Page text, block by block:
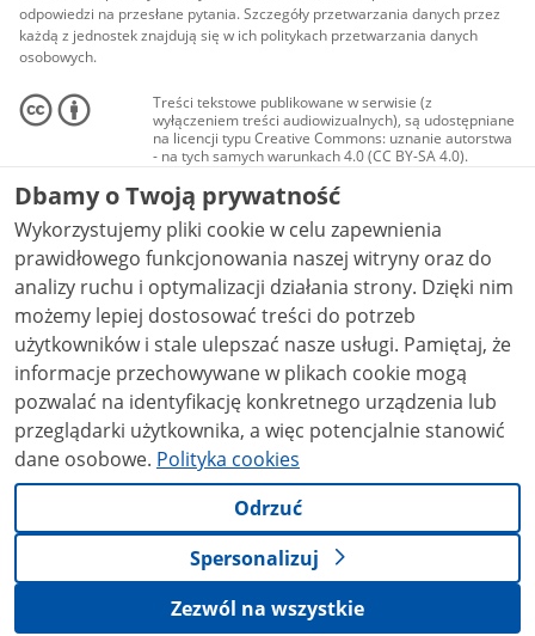
odpowiedzi na przesłane pytania. Szczegóły przetwarzania danych przez
każdą z jednostek znajdują się w ich politykach przetwarzania danych
osobowych.
Treści tekstowe publikowane w serwisie (z
wyłączeniem treści audiowizualnych), są udostępniane
na licencji typu Creative Commons: uznanie autorstwa
- na tych samych warunkach 4.0 (CC BY-SA 4.0).
Materiały audiowizualne, w tym zdjęcia, materiały
audio i wideo, są udostępniane na licencji typu
Creative Commons: uznanie autorstwa użycie
niekomercyjne - bez utworów zależnych 4.0 (CC BY-
NC-ND 4.0), o ile nie jest to stwierdzone inaczej.
Dbamy o Twoją prywatność
Wykorzystujemy pliki cookie w celu zapewnienia
prawidłowego funkcjonowania naszej witryny oraz do
analizy ruchu i optymalizacji działania strony. Dzięki nim
możemy lepiej dostosować treści do potrzeb
użytkowników i stale ulepszać nasze usługi. Pamiętaj, że
informacje przechowywane w plikach cookie mogą
pozwalać na identyfikację konkretnego urządzenia lub
przeglądarki użytkownika, a więc potencjalnie stanowić
dane osobowe. Polityka cookies
Odrzuć
Spersonalizuj
Zezwól na wszystkie